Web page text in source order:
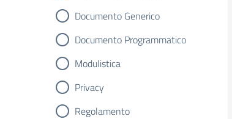
Documento Generico
Documento Programmatico
Modulistica
Privacy
Regolamento